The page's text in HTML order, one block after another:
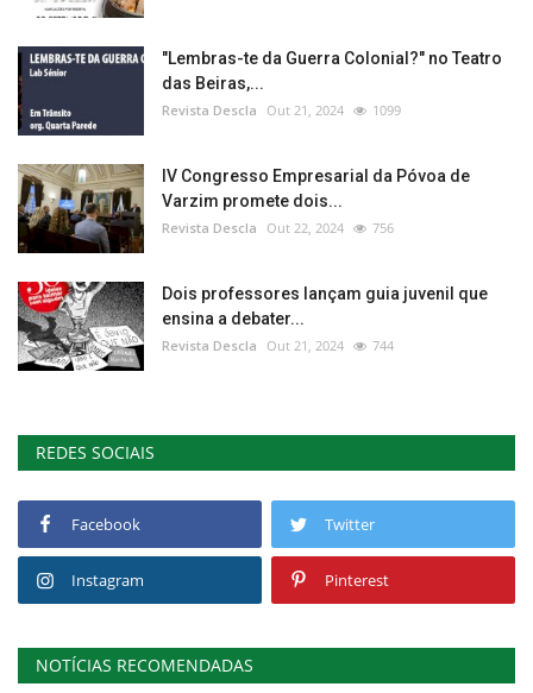
"Lembras-te da Guerra Colonial?" no Teatro
das Beiras,...
Revista Descla Out 21, 2024 1099
IV Congresso Empresarial da Póvoa de
Varzim promete dois...
Revista Descla Out 22, 2024 756
Dois professores lançam guia juvenil que
ensina a debater...
Revista Descla Out 21, 2024 744
REDES SOCIAIS
Facebook Twitter
Instagram Pinterest
NOTÍCIAS RECOMENDADAS